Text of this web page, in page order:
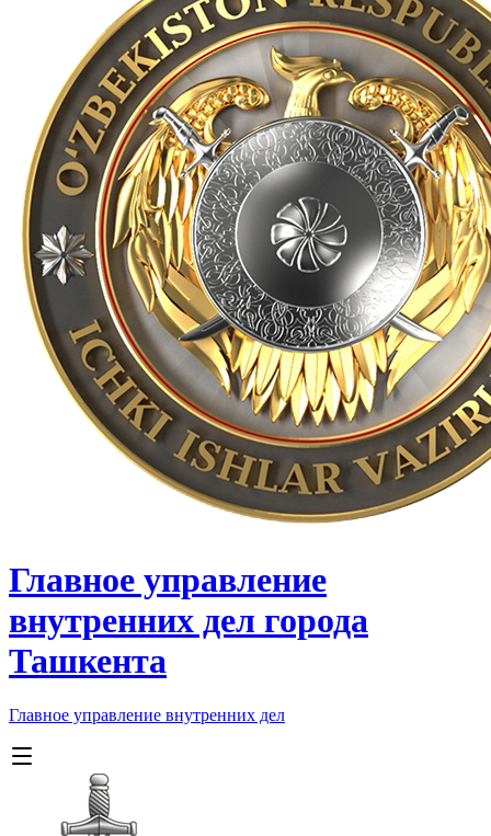
Главное управление
внутренних дел города
Ташкента
Главное управление внутренних дел